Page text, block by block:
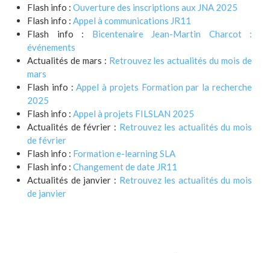
Flash info : Ouverture des inscriptions aux JNA 2025
Flash info : Appel à communications JR11
Flash info : Bicentenaire Jean-Martin Charcot :
événements
Actualités de mars : Retrouvez les actualités du mois de
mars
Flash info :Appel à projets Formation par la recherche
2025
Flash info : Appel à projets FILSLAN 2025
Actualités de février : Retrouvez les actualités du mois
de février
Flash info : Formation e-learning SLA
Flash info : Changement de date JR11
Actualités de janvier : Retrouvez les actualités du mois
de janvier